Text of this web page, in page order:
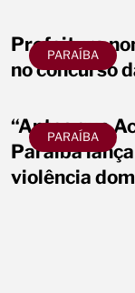
PARAÍBA
Prefeitura
no concurso
PARAÍBA
“Antes que
Paraíba
violência